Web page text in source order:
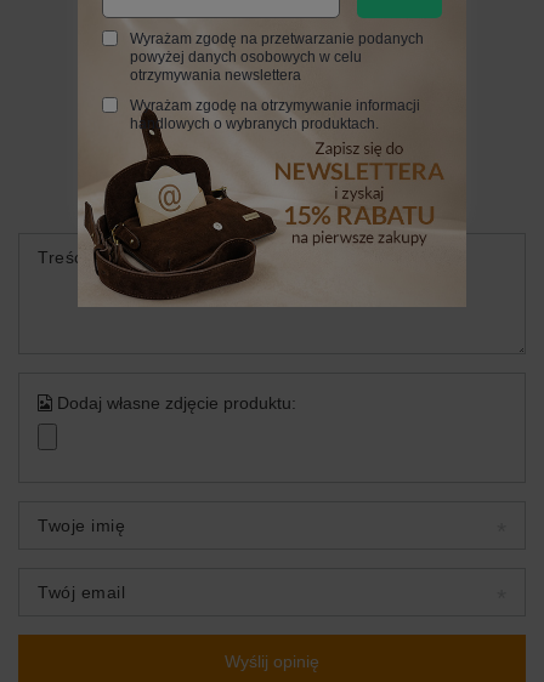
Napisz swoją opinię
Twoja ocena:
5/5
Treść twojej opinii
Dodaj własne zdjęcie produktu:
Twoje imię
Twój email
Wyślij opinię
Wyrażam zgodę na przetwarzanie podanych
powyżej danych osobowych w celu
otrzymywania newslettera
Wyrażam zgodę na otrzymywanie informacji
handlowych o wybranych produktach.